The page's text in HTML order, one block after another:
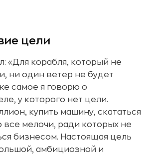
цели
«Для корабля, который не
ни один ветер не будет
самое я говорю о
у которого нет цели.
купить машину, скататься
все мелочи, ради которых не
бизнесом. Настоящая цель
амбициозной и